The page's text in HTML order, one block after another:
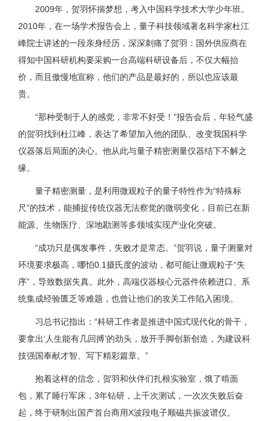
2009年，贺羽怀揣梦想，考入中国科学技术大学少年班。
2010年，在一场学术报告会上，量子科技领域著名科学家杜江
峰院士讲述的一段亲身经历，深深刺痛了贺羽：国外供应商在
得知中国科研机构要采购一台高端科研设备后，不仅大幅抬
价，而且傲慢地宣称，他们的产品是最好的，所以也应该最
贵。
“那种受制于人的感觉，非常不好受！”报告会后，年轻气盛
的贺羽找到杜江峰，表达了希望加入他的团队、改变我国科学
仪器落后局面的决心。他从此与量子精密测量仪器结下不解之
缘。
量子精密测量，是利用微观粒子的量子特性作为“特殊标
尺”的技术，能捕捉传统仪器无法察觉的微弱变化，目前已在新
能源、生物医疗、深地勘测等多领域实现产业化突破。
“成功只是偶发事件，失败才是常态。”贺羽说，量子测量对
环境要求极高，哪怕0.1摄氏度的波动，都可能让微观粒子“失
序”，导致数据失真。此外，高端仪器核心元器件依赖进口、系
统集成经验匮乏等难题，也曾让他们的攻关工作陷入困境。
习总书记指出：“科研工作者是推进中国式现代化的骨干，
要拿出‘人生能有几回搏’的劲头，放开手脚创新创造，为建设科
技强国奉献才智、写下精彩篇章。”
抱着这样的信念，贺羽和伙伴们扎根实验室，饿了啃面
包，累了睡行军床，3年钻研，上千次测试，一次次失败后奋
起，终于研制出国产首台商用X波段电子顺磁共振波谱仪。